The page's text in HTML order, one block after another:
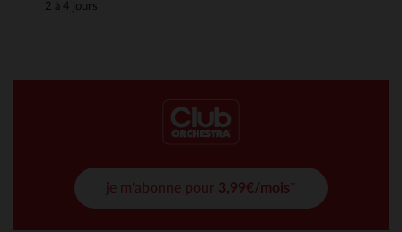
2 à 4 jours
je m'abonne pour 3,99€/mois*